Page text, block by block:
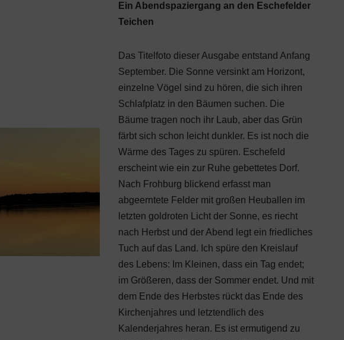
Ein Abendspaziergang an den Eschefelder
Teichen
Das Titelfoto dieser Ausgabe entstand Anfang
September. Die Sonne versinkt am Horizont,
einzelne Vögel sind zu hören, die sich ihren
Schlafplatz in den Bäumen suchen. Die
Bäume tragen noch ihr Laub, aber das Grün
färbt sich schon leicht dunkler. Es ist noch die
Wärme des Tages zu spüren. Eschefeld
erscheint wie ein zur Ruhe gebettetes Dorf.
Nach Frohburg blickend erfasst man
abgeerntete Felder mit großen Heuballen im
letzten goldroten Licht der Sonne, es riecht
nach Herbst und der Abend legt ein friedliches
Tuch auf das Land. Ich spüre den Kreislauf
des Lebens: Im Kleinen, dass ein Tag endet;
im Größeren, dass der Sommer endet. Und mit
dem Ende des Herbstes rückt das Ende des
Kirchenjahres und letztendlich des
Kalenderjahres heran. Es ist ermutigend zu